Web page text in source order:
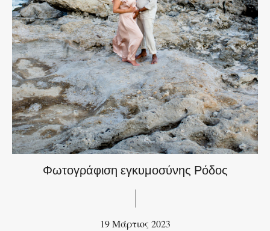
Φωτογράφιση εγκυμοσύνης Ρόδος
19 Μάρτιος 2023